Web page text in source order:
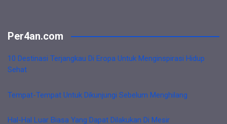
Per4an.com
10 Destinasi Terjangkau Di Eropa Untuk Menginspirasi Hidup
Sehat
Tempat-Tempat Untuk Dikunjungi Sebelum Menghilang
Hal-Hal Luar Biasa Yang Dapat Dilakukan Di Mesir